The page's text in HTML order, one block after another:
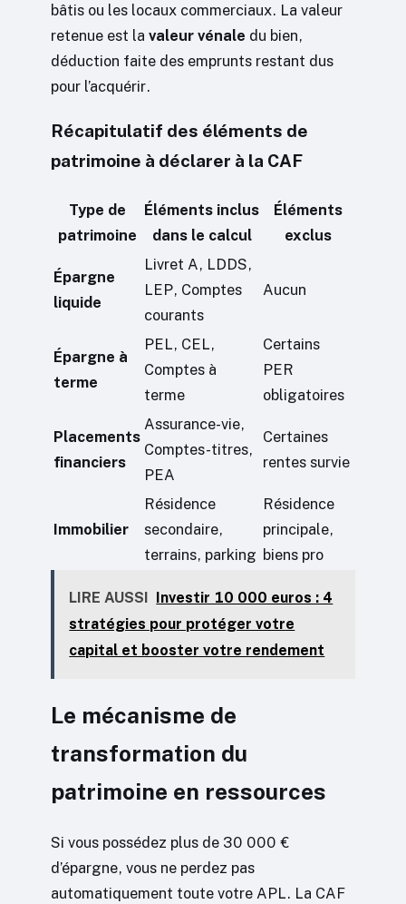
bâtis ou les locaux commerciaux. La valeur
retenue est la valeur vénale du bien,
déduction faite des emprunts restant dus
pour l’acquérir.
Récapitulatif des éléments de
patrimoine à déclarer à la CAF
Type de
patrimoine
Éléments inclus
dans le calcul
Éléments
exclus
Épargne
liquide
Livret A, LDDS,
LEP, Comptes
courants
Aucun
Épargne à
terme
PEL, CEL,
Comptes à
terme
Certains
PER
obligatoires
Placements
financiers
Assurance-vie,
Comptes-titres,
PEA
Certaines
rentes survie
Immobilier
Résidence
secondaire,
terrains, parking
Résidence
principale,
biens pro
LIRE AUSSI
Investir 10 000 euros : 4
stratégies pour protéger votre
capital et booster votre rendement
Le mécanisme de
transformation du
patrimoine en ressources
Si vous possédez plus de 30 000 €
d’épargne, vous ne perdez pas
automatiquement toute votre APL. La CAF